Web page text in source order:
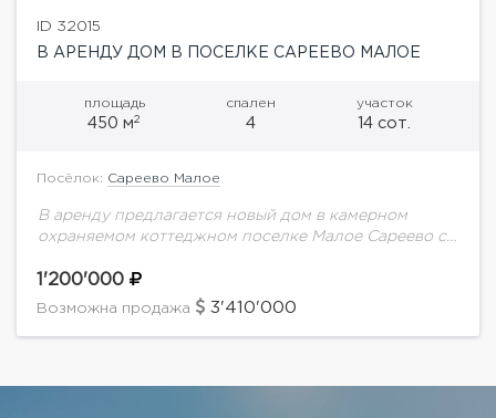
ID 32015
В АРЕНДУ ДОМ В ПОСЕЛКЕ САРЕЕВО МАЛОЕ
площадь
450 м2
спален
4
участок
14 сот.
Посёлок: Сареево Малое
В аренду предлагается новый дом в камерном
охраняемом коттеджном поселке Малое Сареево с
дома:Цокольный этаж: помещение свободного
назначения;1 этаж: холл, гардероб,...
1'200'000
Возможна продажа 3'410'000